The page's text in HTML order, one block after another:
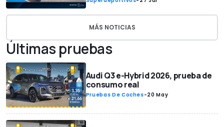
MÁS NOTICIAS
Últimas pruebas
Audi Q3 e-Hybrid 2026, prueba de
consumo real
Pruebas De Coches-20 May